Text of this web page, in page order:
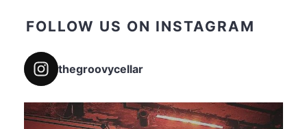
FOLLOW US ON INSTAGRAM
thegroovycellar